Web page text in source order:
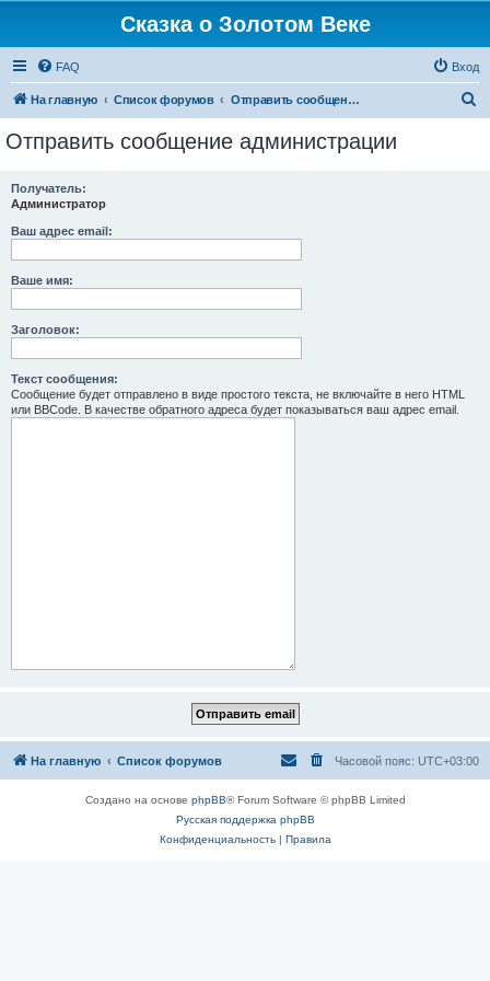
Сказка о Золотом Веке
FAQ Вход
На главную Список форумов Отправить сообщение администрации
Отправить сообщение администрации
Получатель:
Администратор
Ваш адрес email:
Ваше имя:
Заголовок:
Текст сообщения:
Сообщение будет отправлено в виде простого текста, не включайте в него HTML
или BBCode. В качестве обратного адреса будет показываться ваш адрес email.
На главную Список форумов Часовой пояс: UTC+03:00
Создано на основе phpBB® Forum Software © phpBB Limited
Русская поддержка phpBB
Конфиденциальность| Правила